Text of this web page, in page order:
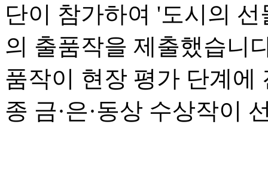
단이 참가하여 '도시의
의 출품작을 제출했습니
품작이 현장 평가 단계에
종 금·은·동상 수상작이